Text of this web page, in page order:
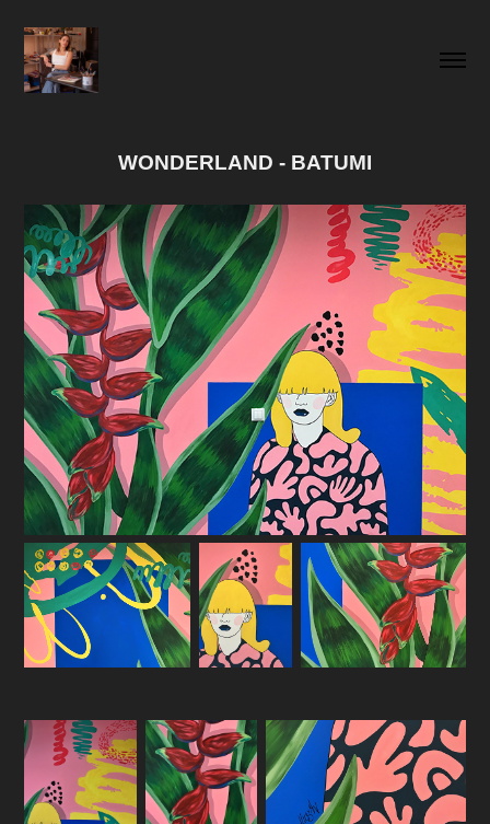
WONDERLAND - BATUMI